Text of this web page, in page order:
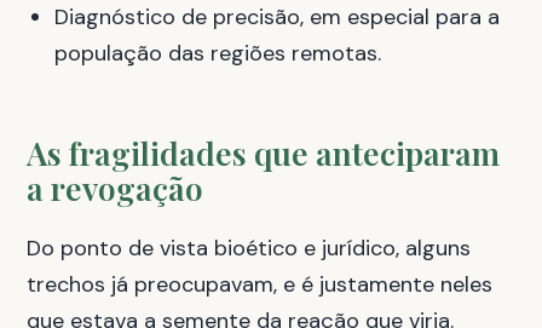
Diagnóstico de precisão, em especial para a
população das regiões remotas.
As fragilidades que anteciparam
a revogação
Do ponto de vista bioético e jurídico, alguns
trechos já preocupavam, e é justamente neles
que estava a semente da reação que viria.